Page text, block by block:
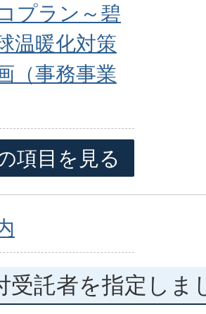
プラン～碧
温暖化対策
（事務事業
項目を見る
受託者を指定しま